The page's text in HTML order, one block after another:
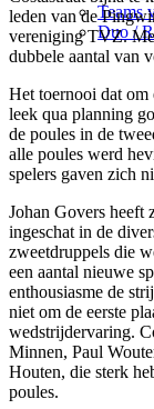
Teams
Duo /
leden van de
vereniging TVZ.
dubbele aantal van
Het toernooi dat
leek qua planning
de poules in de
alle poules werd
spelers gaven zich
Johan Govers heeft
ingeschat in de
zweetdruppels die
een aantal nieuwe
enthousiasme de
niet om de eerste
wedstrijdervaring.
Minnen, Paul
Houten, die sterk
poules.